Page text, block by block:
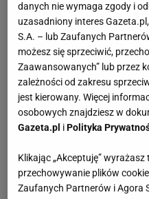
danych nie wymaga zgody i
uzasadniony interes
S.A. – lub Zaufanych
możesz się sprzeciwić,
Zaawansowanych” lub przez
zależności od zakresu
jest kierowany. Więcej
osobowych znajdziesz w
Gazeta.pl iPolityka
Klikając „Akceptuję”
przechowywanie plików
Zaufanych Partnerów i Agora